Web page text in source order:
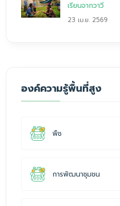
เรียนจากวาวี
23 เม.ย. 2569
องค์ความรู้พื้นที่สูง
พืช
การพัฒนาชุมชน